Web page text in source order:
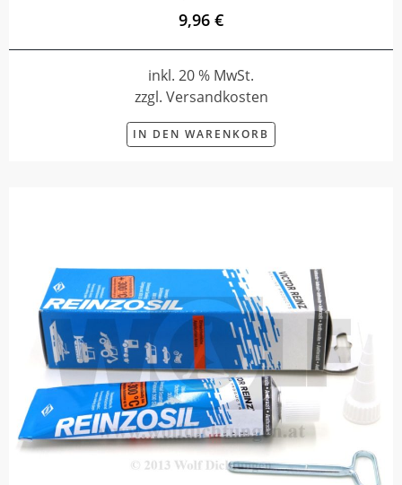
9,96 €
inkl. 20 % MwSt.
zzgl. Versandkosten
IN DEN WARENKORB